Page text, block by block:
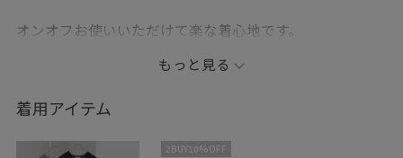
オンオフお使いいただけて楽な着心地です。
夏のお出かけに涼しく快適にお過ごしいただけます。
もっと見る
着用アイテム
2BUY10%OFF